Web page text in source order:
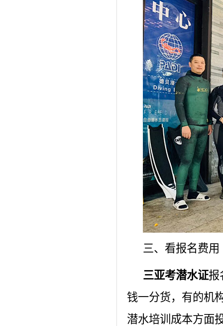
三、看报名费用
三亚考潜水证报
钱一分货，有的机
潜水培训成本方面